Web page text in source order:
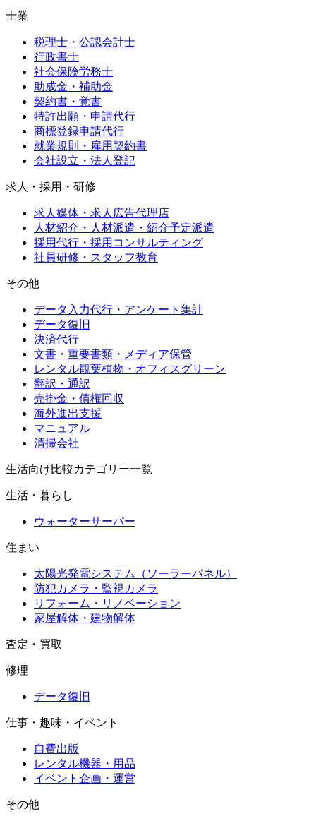
士業
税理士・公認会計士
行政書士
社会保険労務士
助成金・補助金
契約書・覚書
特許出願・申請代行
商標登録申請代行
就業規則・雇用契約書
会社設立・法人登記
求人・採用・研修
求人媒体・求人広告代理店
人材紹介・人材派遣・紹介予定派遣
採用代行・採用コンサルティング
社員研修・スタッフ教育
その他
データ入力代行・アンケート集計
データ復旧
決済代行
文書・重要書類・メディア保管
レンタル観葉植物・オフィスグリーン
翻訳・通訳
売掛金・債権回収
海外進出支援
マニュアル
清掃会社
生活向け比較カテゴリー一覧
生活・暮らし
ウォーターサーバー
住まい
太陽光発電システム（ソーラーパネル）
防犯カメラ・監視カメラ
リフォーム・リノベーション
家屋解体・建物解体
査定・買取
修理
データ復旧
仕事・趣味・イベント
自費出版
レンタル機器・用品
イベント企画・運営
その他